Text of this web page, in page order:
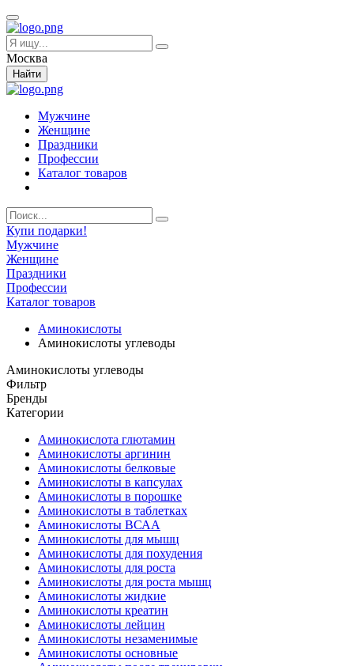
Москва
Найти
Мужчине
Женщине
Праздники
Профессии
Каталог товаров
Купи подарки!
Мужчине
Женщине
Праздники
Профессии
Каталог товаров
Аминокислоты
Аминокислоты углеводы
Аминокислоты углеводы
Фильтр
Бренды
Категории
Аминокислота глютамин
Аминокислоты аргинин
Аминокислоты белковые
Аминокислоты в капсулах
Аминокислоты в порошке
Аминокислоты в таблетках
Аминокислоты ВСАА
Аминокислоты для мышц
Аминокислоты для похудения
Аминокислоты для роста
Аминокислоты для роста мышц
Аминокислоты жидкие
Аминокислоты креатин
Аминокислоты лейцин
Аминокислоты незаменимые
Аминокислоты основные